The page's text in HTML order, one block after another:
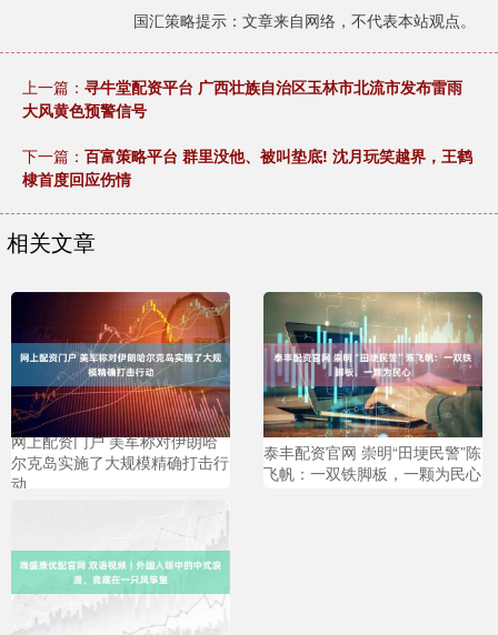
国汇策略提示：文章来自网络，不代表本站观点。
上一篇： 寻牛堂配资平台 广西壮族自治区玉林市北流市发布雷雨
大风黄色预警信号
下一篇： 百富策略平台 群里没他、被叫垫底! 沈月玩笑越界，王鹤
棣首度回应伤情
相关文章
网上配资门户 美军称对伊朗哈
尔克岛实施了大规模精确打击行
动
泰丰配资官网 崇明“田埂民警”陈
飞帆：一双铁脚板，一颗为民心